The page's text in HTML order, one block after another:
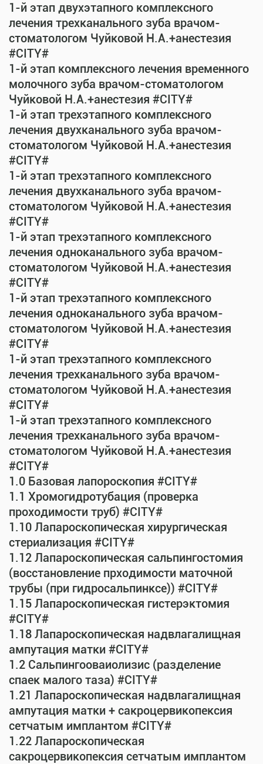
1-й этап двухэтапного комплексного
лечения трехканального зуба врачом-
стоматологом Чуйковой Н.А.+анестезия
#CITY#
1-й этап комплексного лечения временного
молочного зуба врачом-стоматологом
Чуйковой Н.А.+анестезия #CITY#
1-й этап трехэтапного комплексного
лечения двухканального зуба врачом-
стоматологом Чуйковой Н.А.+анестезия
#CITY#
1-й этап трехэтапного комплексного
лечения двухканального зуба врачом-
стоматологом Чуйковой Н.А.+анестезия
#CITY#
1-й этап трехэтапного комплексного
лечения одноканального зуба врачом-
стоматологом Чуйковой Н.А.+анестезия
#CITY#
1-й этап трехэтапного комплексного
лечения одноканального зуба врачом-
стоматологом Чуйковой Н.А.+анестезия
#CITY#
1-й этап трехэтапного комплексного
лечения трехканального зуба врачом-
стоматологом Чуйковой Н.А.+анестезия
#CITY#
1-й этап трехэтапного комплексного
лечения трехканального зуба врачом-
стоматологом Чуйковой Н.А.+анестезия
#CITY#
1.0 Базовая лапороскопия #CITY#
1.1 Хромогидротубация (проверка
проходимости труб) #CITY#
1.10 Лапароскопическая хирургическая
стериализация #CITY#
1.12 Лапароскопическая сальпингостомия
(восстановление прходимости маточной
трубы (при гидросальпинксе)) #CITY#
1.15 Лапароскопическая гистерэктомия
#CITY#
1.18 Лапароскопическая надвлагалищная
ампутация матки #CITY#
1.2 Сальпингооваиолизис (разделение
спаек малого таза) #CITY#
1.21 Лапароскопическая надвлагалищная
ампутация матки + сакроцервикопексия
сетчатым имплантом #CITY#
1.22 Лапароскопическая
сакроцервикопексия сетчатым имплантом